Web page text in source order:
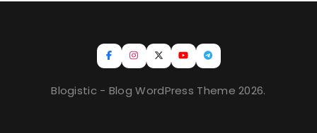
Blogistic - Blog WordPress Theme 2026.